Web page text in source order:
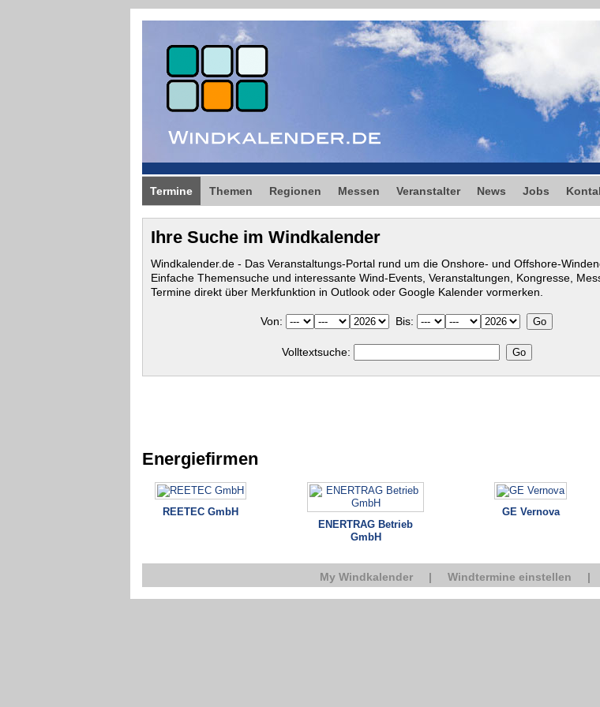
Termine Themen Regionen Messen Veranstalter News Jobs
Ihre Suche im Windkalender
Windkalender.de - Das Veranstaltungs-Portal rund um die Onshore- und Offshore-
Einfache Themensuche und interessante Wind-Events, Veranstaltungen, Kongresse,
Termine direkt über Merkfunktion in Outlook oder Google Kalender vormerken.
Von: Bis:
Volltextsuche:
Energiefirmen
REETEC GmbH
ENERTRAG Betrieb
GmbH
GE Vernova
My Windkalender | Windtermine einstellen |